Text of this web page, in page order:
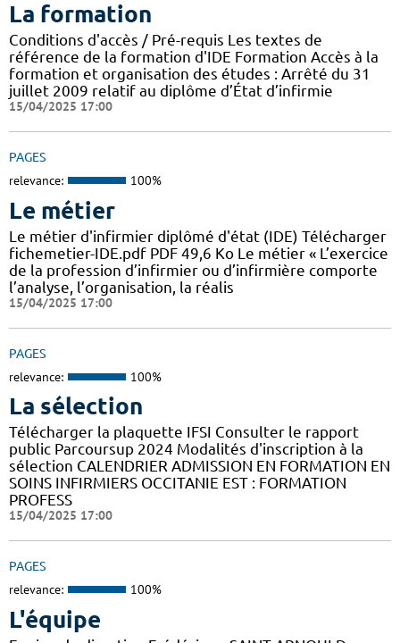
La formation
Conditions d'accès / Pré-requis Les textes de
référence de la formation d'IDE Formation Accès à la
formation et organisation des études : Arrêté du 31
juillet 2009 relatif au diplôme d’État d’infirmie
15/04/2025 17:00
PAGES
relevance: 100%
Le métier
Le métier d'infirmier diplômé d'état (IDE) Télécharger
fichemetier-IDE.pdf PDF 49,6 Ko Le métier « L’exercice
de la profession d’infirmier ou d’infirmière comporte
l’analyse, l’organisation, la réalis
15/04/2025 17:00
PAGES
relevance: 100%
La sélection
Télécharger la plaquette IFSI Consulter le rapport
public Parcoursup 2024 Modalités d'inscription à la
sélection CALENDRIER ADMISSION EN FORMATION EN
SOINS INFIRMIERS OCCITANIE EST : FORMATION
PROFESS
15/04/2025 17:00
PAGES
relevance: 100%
L'équipe